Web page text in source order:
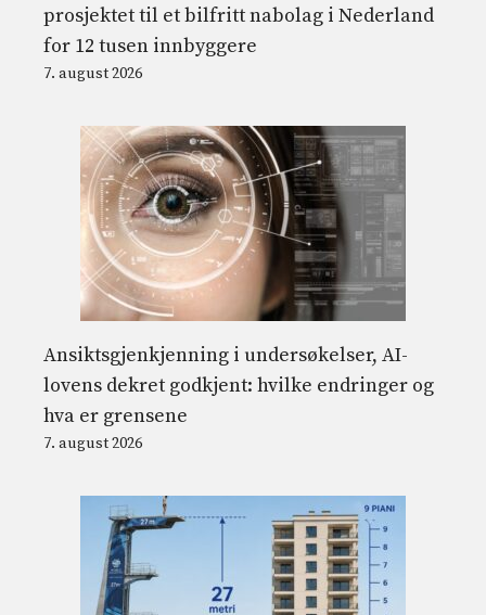
prosjektet til et bilfritt nabolag i Nederland
for 12 tusen innbyggere
7. august 2026
Ansiktsgjenkjenning i undersøkelser, AI-
lovens dekret godkjent: hvilke endringer og
hva er grensene
7. august 2026